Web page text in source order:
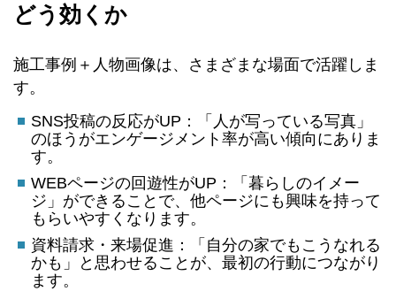
どう効くか
施工事例＋人物画像は、さまざまな場面で活躍しま
す。
SNS投稿の反応がUP：「人が写っている写真」
のほうがエンゲージメント率が高い傾向にありま
す。
WEBページの回遊性がUP：「暮らしのイメー
ジ」ができることで、他ページにも興味を持って
もらいやすくなります。
資料請求・来場促進：「自分の家でもこうなれる
かも」と思わせることが、最初の行動につながり
ます。